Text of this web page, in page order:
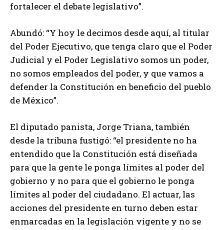
fortalecer el debate legislativo”.
Abundó: “Y hoy le decimos desde aquí, al titular
del Poder Ejecutivo, que tenga claro que el Poder
Judicial y el Poder Legislativo somos un poder,
no somos empleados del poder, y que vamos a
defender la Constitución en beneficio del pueblo
de México”.
El diputado panista, Jorge Triana, también
desde la tribuna fustigó: “el presidente no ha
entendido que la Constitución está diseñada
para que la gente le ponga límites al poder del
gobierno y no para que el gobierno le ponga
límites al poder del ciudadano. El actuar, las
acciones del presidente en turno deben estar
enmarcadas en la legislación vigente y no se